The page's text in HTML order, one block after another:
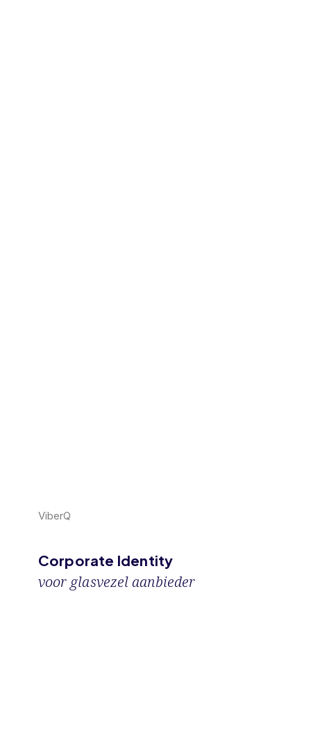
ViberQ
Corporate Identity
voor glasvezel aanbieder